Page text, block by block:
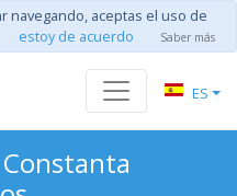
navegando, aceptas el uso de
estoy de acuerdo Saber más
ES